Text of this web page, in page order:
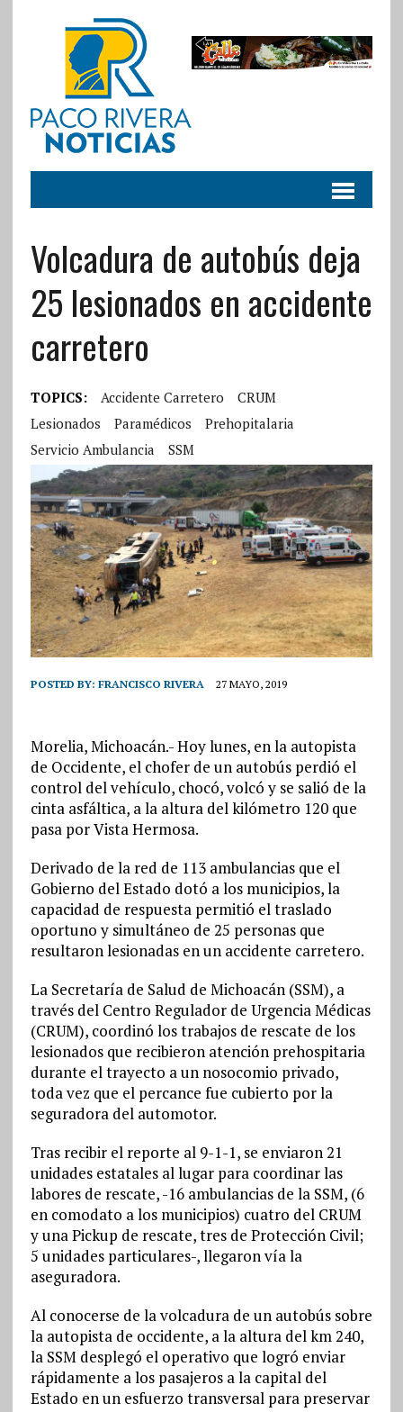
Volcadura de autobús deja
25 lesionados en accidente
carretero
TOPICS: Accidente Carretero
CRUM
Lesionados
Paramédicos
Prehopitalaria
Servicio Ambulancia
SSM
POSTED BY: FRANCISCO RIVERA 27 MAYO, 2019
Morelia, Michoacán.- Hoy lunes, en la autopista
de Occidente, el chofer de un autobús perdió el
control del vehículo, chocó, volcó y se salió de la
cinta asfáltica, a la altura del kilómetro 120 que
pasa por Vista Hermosa.
Derivado de la red de 113 ambulancias que el
Gobierno del Estado dotó a los municipios, la
capacidad de respuesta permitió el traslado
oportuno y simultáneo de 25 personas que
resultaron lesionadas en un accidente carretero.
La Secretaría de Salud de Michoacán (SSM), a
través del Centro Regulador de Urgencia Médicas
(CRUM), coordinó los trabajos de rescate de los
lesionados que recibieron atención prehospitaria
durante el trayecto a un nosocomio privado,
toda vez que el percance fue cubierto por la
seguradora del automotor.
Tras recibir el reporte al 9-1-1, se enviaron 21
unidades estatales al lugar para coordinar las
labores de rescate, -16 ambulancias de la SSM, (6
en comodato a los municipios) cuatro del CRUM
y una Pickup de rescate, tres de Protección Civil;
5 unidades particulares-, llegaron vía la
aseguradora.
Al conocerse de la volcadura de un autobús sobre
la autopista de occidente, a la altura del km 240,
la SSM desplegó el operativo que logró enviar
rápidamente a los pasajeros a la capital del
Estado en un esfuerzo transversal para preservar